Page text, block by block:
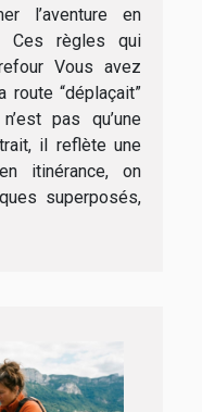
l’aventure en
Ces règles qui
Vous avez
route “déplaçait”
pas qu’une
il reflète une
itinérance, on
superposés,